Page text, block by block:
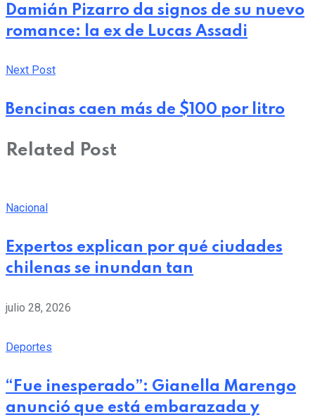
Damián Pizarro da signos de su nuevo
romance: la ex de Lucas Assadi
Next Post
Bencinas caen más de $100 por litro
Related Post
Nacional
Expertos explican por qué ciudades
chilenas se inundan tan
julio 28, 2026
Deportes
“Fue inesperado”: Gianella Marengo
anunció que está embarazada y